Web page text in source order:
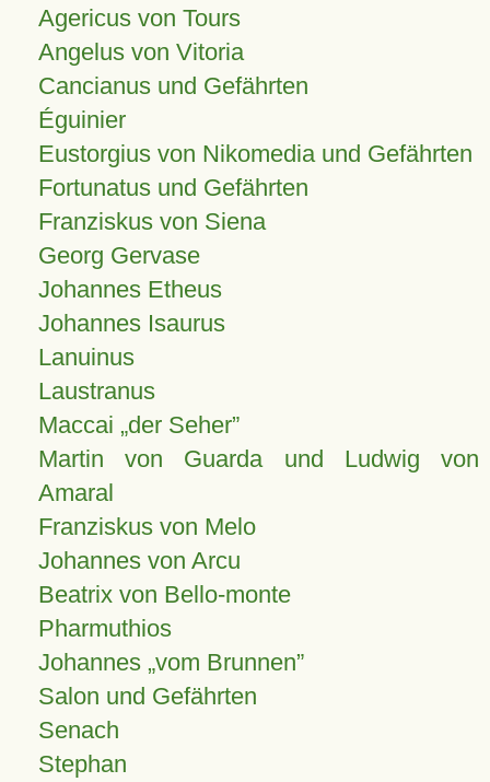
Agericus von Tours
Angelus von Vitoria
Cancianus und Gefährten
Éguinier
Eustorgius von Nikomedia und Gefährten
Fortunatus und Gefährten
Franziskus von Siena
Georg Gervase
Johannes Etheus
Johannes Isaurus
Lanuinus
Laustranus
Maccai „der Seher”
Martin von Guarda und Ludwig von
Amaral
Franziskus von Melo
Johannes von Arcu
Beatrix von Bello-monte
Pharmuthios
Johannes vom Brunnen
Salon und Gefährten
Senach
Stephan